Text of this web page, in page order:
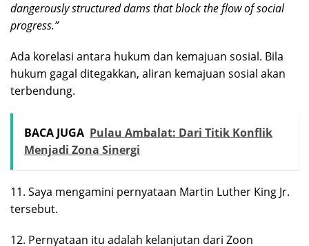
dangerously structured dams that block the flow of social
progress.”
Ada korelasi antara hukum dan kemajuan sosial. Bila
hukum gagal ditegakkan, aliran kemajuan sosial akan
terbendung.
BACA JUGA Pulau Ambalat: Dari Titik Konflik
Menjadi Zona Sinergi
11. Saya mengamini pernyataan Martin Luther King Jr.
tersebut.
12. Pernyataan itu adalah kelanjutan dari Zoon